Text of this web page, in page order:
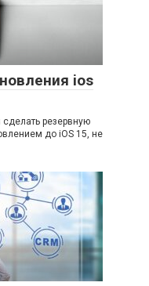
ios
резервную
до iOS 15, не